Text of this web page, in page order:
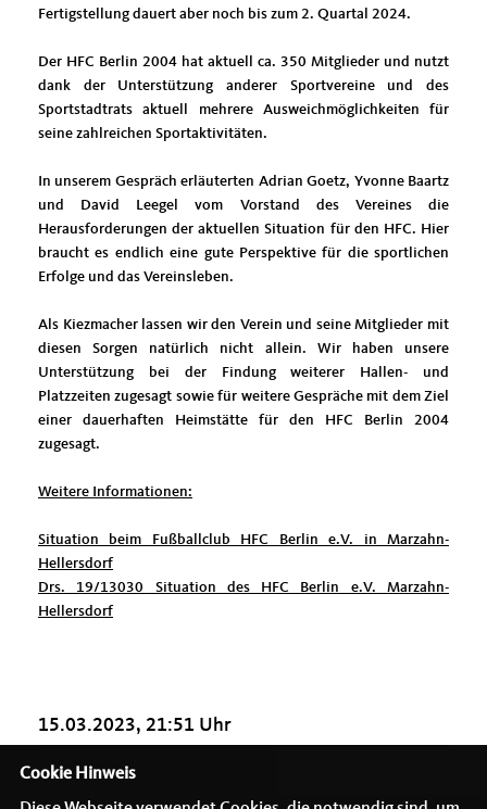
Fertigstellung dauert aber noch bis zum 2. Quartal 2024.
Der HFC Berlin 2004 hat aktuell ca. 350 Mitglieder und nutzt
dank der Unterstützung anderer Sportvereine und des
Sportstadtrats aktuell mehrere Ausweichmöglichkeiten für
seine zahlreichen Sportaktivitäten.
In unserem Gespräch erläuterten Adrian Goetz, Yvonne Baartz
und David Leegel vom Vorstand des Vereines die
Herausforderungen der aktuellen Situation für den HFC. Hier
braucht es endlich eine gute Perspektive für die sportlichen
Erfolge und das Vereinsleben.
Als Kiezmacher lassen wir den Verein und seine Mitglieder mit
diesen Sorgen natürlich nicht allein. Wir haben unsere
Unterstützung bei der Findung weiterer Hallen- und
Platzzeiten zugesagt sowie für weitere Gespräche mit dem Ziel
einer dauerhaften Heimstätte für den HFC Berlin 2004
zugesagt.
Weitere Informationen:
Situation beim Fußballclub HFC Berlin e.V. in Marzahn-
Hellersdorf
Drs. 19/13030 Situation des HFC Berlin e.V. Marzahn-
Hellersdorf
15.03.2023, 21:51 Uhr
Cookie Hinweis